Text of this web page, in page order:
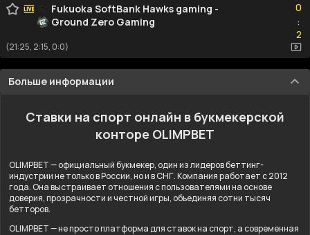
Fukuoka SoftBank Hawks gaming -
Ground Zero Gaming
0
:2
2
(21:25, 2:15, 0:0)
Больше информации
Ставки на спорт онлайн в букмекерской
конторе OLIMPBET
OLIMPBET — официальный букмекер, один из лидеров беттинг-
индустрии не только в России, но и в СНГ. Компания работает с 2012
года. Она выстраивает отношения с пользователями на основе
доверия, прозрачности и честной игры, объединяя сотни тысяч
бетторов.
OLIMPBET — не просто платформа для ставок на спорт, а современная